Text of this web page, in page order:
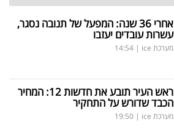
אחרי 36 שנה: המפעל של תנובה נסגר,
עשרות עובדים יעזבו
מערכת ice |
14:54
ראש העיר תובע את חדשות 12: המחיר
הכבד שדורש על התחקיר
מערכת ice |
19:50